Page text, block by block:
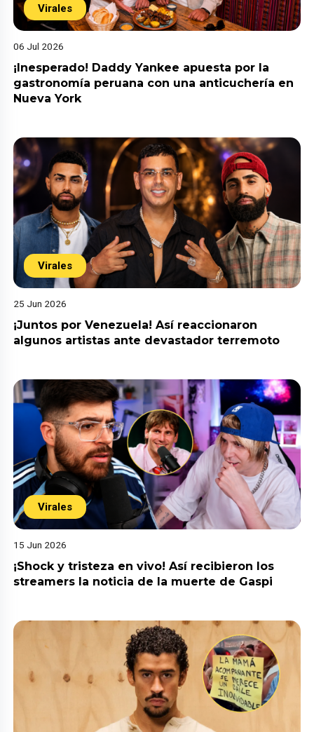
Virales
06 Jul 2026
¡Inesperado! Daddy Yankee apuesta por la
gastronomía peruana con una anticuchería en
Nueva York
Virales
25 Jun 2026
¡Juntos por Venezuela! Así reaccionaron
algunos artistas ante devastador terremoto
Virales
15 Jun 2026
¡Shock y tristeza en vivo! Así recibieron los
streamers la noticia de la muerte de Gaspi